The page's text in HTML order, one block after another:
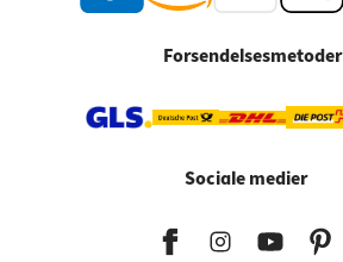
Forsendelsesmetoder
Sociale medier